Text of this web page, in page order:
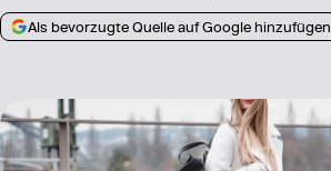
Als bevorzugte Quelle auf Google hinzufügen